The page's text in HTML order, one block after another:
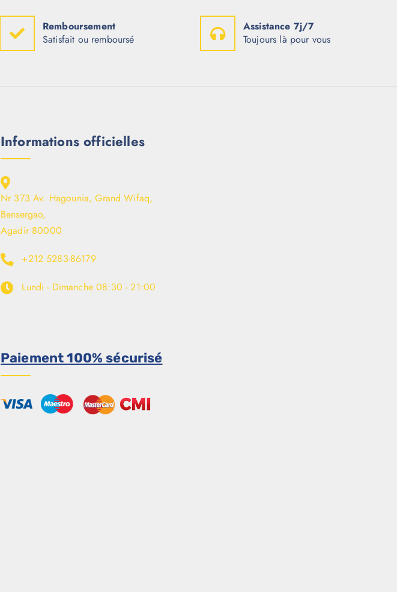
Remboursement
Satisfait ou remboursé
Assistance 7j/7
Toujours là pour vous
Informations officielles
Nr 373 Av. Hagounia, Grand Wifaq,
Bensergao,
Agadir 80000
+212 5283-86179
Lundi - Dimanche 08:30 - 21:00
Paiement 100% sécurisé